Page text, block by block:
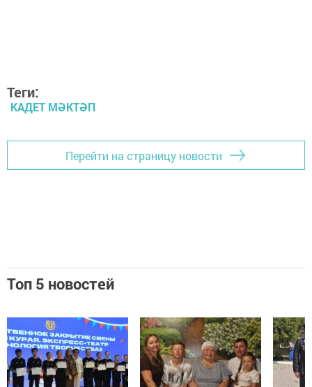
Теги:
КАДЕТ МӘКТӘП
Перейти на страницу новости
Топ 5 новостей